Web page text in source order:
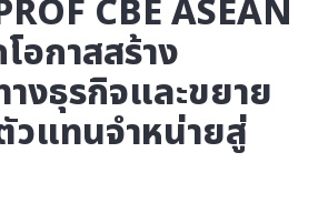
CBE ASEAN
อกาสสร้าง
งธุรกิจและขยาย
วแทนจำหน่ายสู่